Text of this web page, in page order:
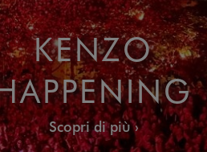
KENZO
Scopri di più